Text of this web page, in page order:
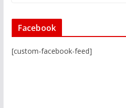
Facebook
[custom-facebook-feed]